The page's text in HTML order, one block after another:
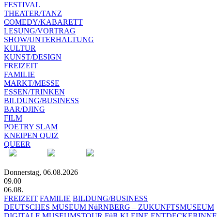
FESTIVAL
THEATER/TANZ
COMEDY/KABARETT
LESUNG/VORTRAG
SHOW/UNTERHALTUNG
KULTUR
KUNST/DESIGN
FREIZEIT
FAMILIE
MARKT/MESSE
ESSEN/TRINKEN
BILDUNG/BUSINESS
BAR/DJING
FILM
POETRY SLAM
KNEIPEN QUIZ
QUEER
Donnerstag, 06.08.2026
09.00
06.08.
FREIZEIT FAMILIE BILDUNG/BUSINESS
DEUTSCHES MUSEUM NüRNBERG – ZUKUNFTSMUSEUM